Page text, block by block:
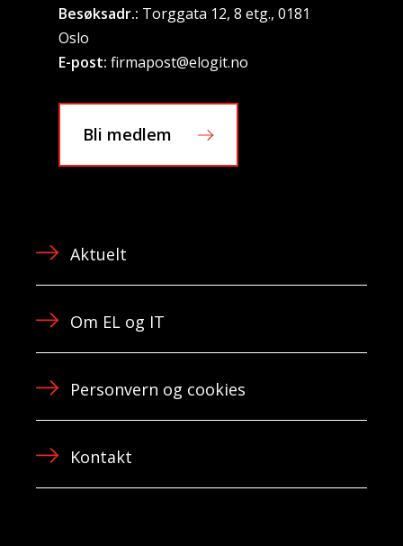
Besøksadr.: Torggata 12, 8 etg., 0181
Oslo
E-post: firmapost@elogit.no
Bli medlem
Aktuelt
Om EL og IT
Personvern og cookies
Kontakt